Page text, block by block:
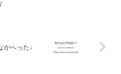
かへった↓